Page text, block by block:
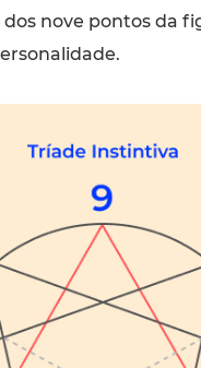
dos nove pontos da